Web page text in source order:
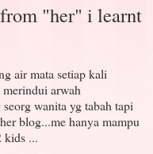
"her" i learnt
air mata setiap kali
arwah
wanita yg tabah tapi
blog...me hanya mampu
kids ...